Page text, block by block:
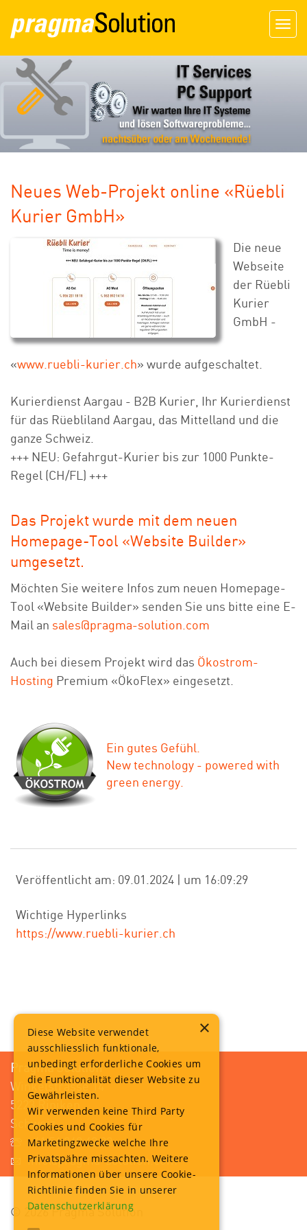
Neues Web-Projekt online «Rüebli
Kurier GmbH»
Die neue
Webseite
der Rüebli
Kurier
GmbH -
«www.ruebli-kurier.ch» wurde aufgeschaltet.
Kurierdienst Aargau - B2B Kurier, Ihr Kurierdienst
für das Rüebliland Aargau, das Mittelland und die
ganze Schweiz.
+++ NEU: Gefahrgut-Kurier bis zur 1000 Punkte-
Regel (CH/FL) +++
Das Projekt wurde mit dem neuen
Homepage-Tool «Website Builder»
umgesetzt.
Möchten Sie weitere Infos zum neuen Homepage-
Tool «Website Builder» senden Sie uns bitte eine E-
Mail an sales@pragma-solution.com
Auch bei diesem Projekt wird das Ökostrom-
Hosting Premium «ÖkoFlex» eingesetzt.
Ein gutes Gefühl.
New technology - powered with
green energy.
Veröffentlicht am: 09.01.2024 | um 16:09:29
Wichtige Hyperlinks
https://www.ruebli-kurier.ch
Pragma Solution
Winkelstrasse 14
5223 Riniken
Schweiz
+41 56 249 42 82
info@pragma-solution.com
© 2026 Pragma Solution
×
Diese Website verwendet
ausschliesslich funktionale,
unbedingt erforderliche Cookies um
die Funktionalität dieser Website zu
Gewährleisten.
Wir verwenden keine Third Party
Cookies und Cookies für
Marketingzwecke welche Ihre
Privatspähre missachten. Weitere
Informationen über unsere Cookie-
Richtlinie finden Sie in unserer
Datenschutzerklärung